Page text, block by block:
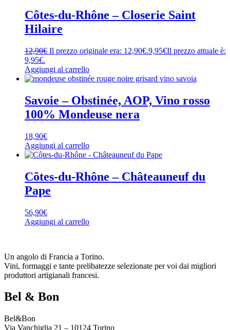
Côtes-du-Rhône – Closerie Saint
Hilaire
12,90€ Il prezzo originale era: 12,90€.9,95€Il prezzo attuale è:
9,95€.
Aggiungi al carrello
Savoie – Obstinée, AOP, Vino rosso
100% Mondeuse nera
18,90€
Aggiungi al carrello
Côtes-du-Rhône – Châteauneuf du
Pape
56,90€
Aggiungi al carrello
Un angolo di Francia a Torino.
Vini, formaggi e tante prelibatezze selezionate per voi dai migliori
produttori artigianali francesi.
Bel & Bon
Bel&Bon
Via Vanchiglia 21 – 10124 Torino